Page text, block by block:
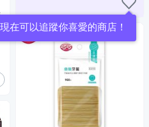
現在可以追蹤你喜愛的商店！